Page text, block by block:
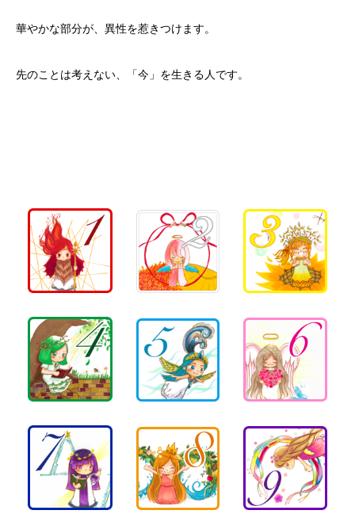
華やかな部分が、異性を惹きつけます。
先のことは考えない、「今」を生きる人です。